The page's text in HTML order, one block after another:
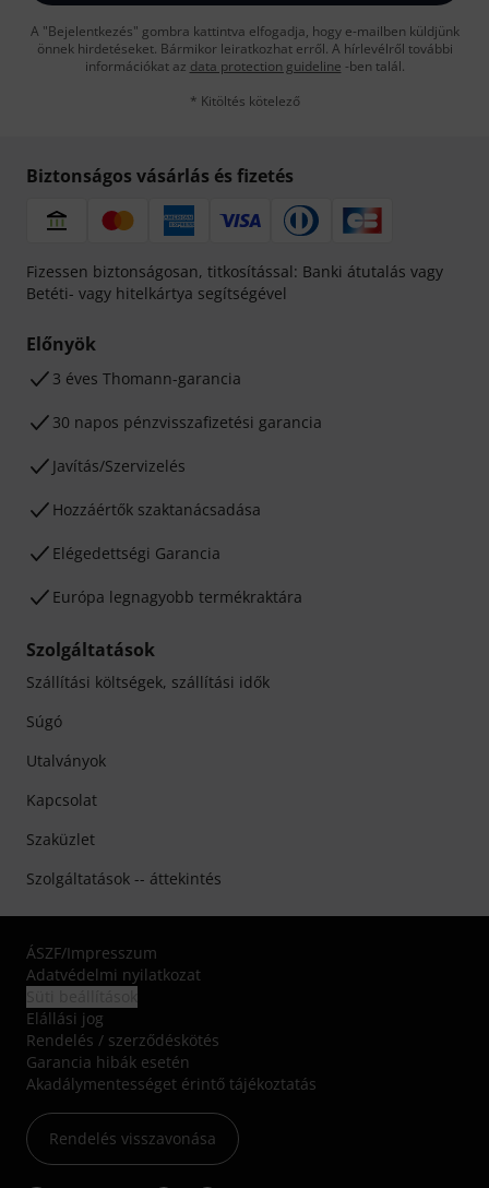
A "Bejelentkezés" gombra kattintva elfogadja, hogy e-mailben küldjünk
önnek hirdetéseket. Bármikor leiratkozhat erről. A hírlevélről további
információkat az data protection guideline -ben talál.
* Kitöltés kötelező
Biztonságos vásárlás és fizetés
Fizessen biztonságosan, titkosítással: Banki átutalás vagy
Betéti- vagy hitelkártya segítségével
Előnyök
3 éves Thomann-garancia
30 napos pénzvisszafizetési garancia
Javítás/Szervizelés
Hozzáértők szaktanácsadása
Elégedettségi Garancia
Európa legnagyobb termékraktára
Szolgáltatások
Szállítási költségek, szállítási idők
Súgó
Utalványok
Kapcsolat
Szaküzlet
Szolgáltatások -- áttekintés
ÁSZF/Impresszum
Adatvédelmi nyilatkozat
Elállási jog
Rendelés / szerződéskötés
Garancia hibák esetén
Akadálymentességet érintő tájékoztatás
Rendelés visszavonása